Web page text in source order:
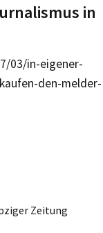
in
03/in-eigener-
den-melder-
Zeitung